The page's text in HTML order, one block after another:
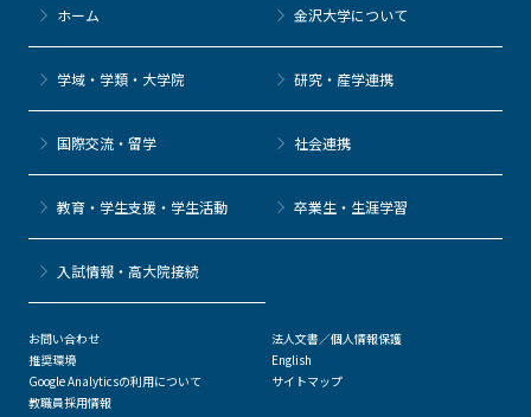
ホーム 金沢大学について
学域・学類・大学院 研究・産学連携
国際交流・留学 社会連携
教育・学生支援・学生活動 卒業生・生涯学習
⼊試情報・高大院接続
お問い合わせ
推奨環境
Google Analyticsの利用について
教職員採用情報
法人文書／個人情報保護
English
サイトマップ